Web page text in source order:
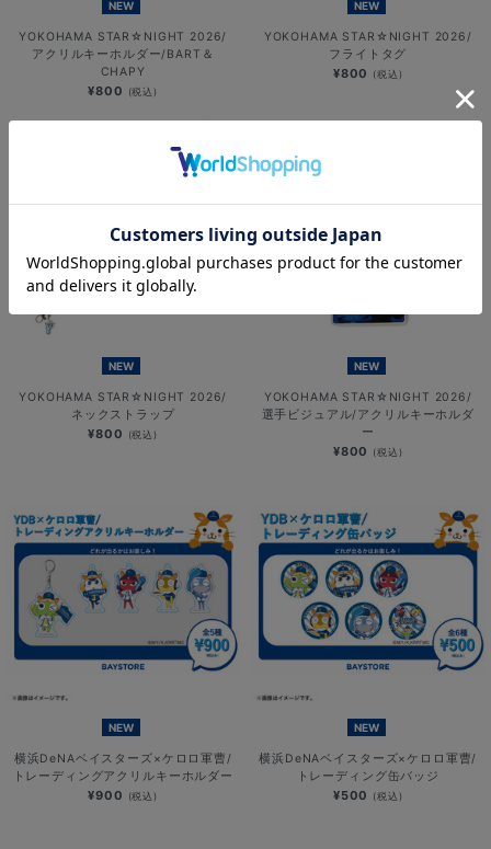
NEW
YOKOHAMA STAR☆NIGHT 2026/
アクリルキーホルダー/BART＆
CHAPY
¥800 (税込)
NEW
YOKOHAMA STAR☆NIGHT 2026/
フライトタグ
¥800 (税込)
NEW
YOKOHAMA STAR☆NIGHT 2026/
ネックストラップ
¥800 (税込)
NEW
YOKOHAMA STAR☆NIGHT 2026/
選手ビジュアル/アクリルキーホルダ
ー
¥800 (税込)
NEW
横浜DeNAベイスターズ×ケロロ軍曹/
トレーディングアクリルキーホルダー
¥900 (税込)
NEW
横浜DeNAベイスターズ×ケロロ軍曹/
トレーディング缶バッジ
¥500 (税込)